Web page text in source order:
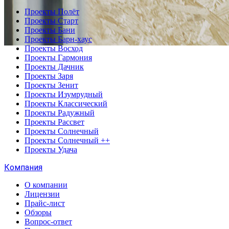
Проекты Полёт
Проекты Старт
Проекты Бани
Проекты Барн-хаус
Проекты Восход
Проекты Гармония
Проекты Дачник
Проекты Заря
Проекты Зенит
Проекты Изумрудный
Проекты Классический
Проекты Радужный
Проекты Рассвет
Проекты Солнечный
Проекты Солнечный ++
Проекты Удача
Компания
О компании
Лицензии
Прайс-лист
Обзоры
Вопрос-ответ